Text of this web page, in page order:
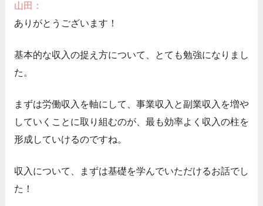
山田：
ありがとうございます！
基本的な収入の捉え方について、とても勉強になりまし
た。
まずは労働収入を軸にして、事業収入と副業収入を増や
していくことに取り組むのが、最も効率よく収入の柱を
形成していけるのですね。
収入について、まずは基礎を学んでいただけるお話でし
た！